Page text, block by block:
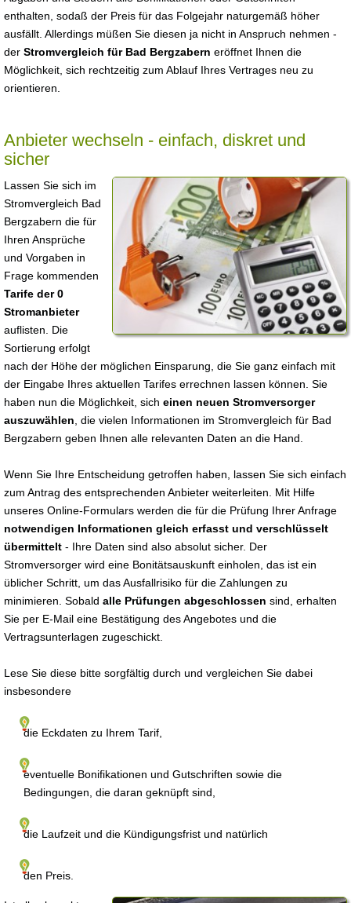
enthalten, sodaß der Preis für das Folgejahr naturgemäß höher
ausfällt. Allerdings müßen Sie diesen ja nicht in Anspruch nehmen -
der Stromvergleich für Bad Bergzabern eröffnet Ihnen die
Möglichkeit, sich rechtzeitig zum Ablauf Ihres Vertrages neu zu
orientieren.
Anbieter wechseln - einfach, diskret und
sicher
Lassen Sie sich im
Stromvergleich Bad
Bergzabern die für
Ihren Ansprüche
und Vorgaben in
Frage kommenden
Tarife der 0
Stromanbieter
auflisten. Die
Sortierung erfolgt
nach der Höhe der möglichen Einsparung, die Sie ganz einfach mit
der Eingabe Ihres aktuellen Tarifes errechnen lassen können. Sie
haben nun die Möglichkeit, sich einen neuen Stromversorger
auszuwählen , die vielen Informationen im Stromvergleich für Bad
Bergzabern geben Ihnen alle relevanten Daten an die Hand.
Wenn Sie Ihre Entscheidung getroffen haben, lassen Sie sich einfach
zum Antrag des entsprechenden Anbieter weiterleiten. Mit Hilfe
unseres Online-Formulars werden die für die Prüfung Ihrer Anfrage
notwendigen Informationen gleich erfasst und verschlüsselt
übermittelt - Ihre Daten sind also absolut sicher. Der
Stromversorger wird eine Bonitätsauskunft einholen, das ist ein
üblicher Schritt, um das Ausfallrisiko für die Zahlungen zu
minimieren. Sobald alle Prüfungen abgeschlossen sind, erhalten
Sie per E-Mail eine Bestätigung des Angebotes und die
Vertragsunterlagen zugeschickt.
Lese Sie diese bitte sorgfältig durch und vergleichen Sie dabei
insbesondere
die Eckdaten zu Ihrem Tarif,
eventuelle Bonifikationen und Gutschriften sowie die
Bedingungen, die daran geknüpft sind,
die Laufzeit und die Kündigungsfrist und natürlich
den Preis.